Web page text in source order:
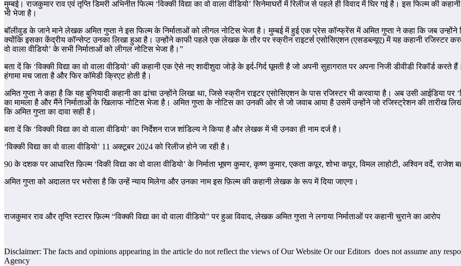
मुम्बई। राजकुमार राव एवं तृप्ति डिमरी अभिनीत फिल्म ‘विक्की विद्या का वो वाला वीडियो’ सिनेमाघरों में रिलीज से पहले ही विवाद में घिर गई है। इस फिल्म की
भी भेजा है।
बॉलीवुड के जाने माने लेखक अमित गुप्ता ने इस फिल्म के निर्माताओं को लीगल नोटिस भेजा है। मुम्बई में हुई एक प्रेस कॉन्फ्रेंस में अमित गुप्ता ने कहा कि जब उन्होंने
क्योंकि इसका केंद्रीय कॉन्सेप्ट उनका लिखा हुआ है। उन्होंने काफी पहले एक लेखक के तौर पर स्क्रीन राइटर्स एसोसिएशन (एसडब्ल्यूए) में यह कहानी रजिस्टर
वो वाला वीडियो’ के सभी निर्माताओं को लीगल नोटिस भेजा है।”
बता दें कि ‘विक्की विद्या का वो वाला वीडियो’ की कहानी एक ऐसे नए शादीशुदा जोड़े के इर्द-गिर्द घूमती है जो अपनी सुहागरात पर अपना निजी डीवीडी रिकॉर्ड
हंगामा मच जाता है और फिर कॉमेडी क्रिएट होती है।
अमित गुप्ता ने कहा है कि यह बुनियादी कहानी का ढांचा उन्होंने लिखा था, जिसे स्क्रीन राइटर एसोसिएशन के पास रजिस्टर भी करवाया है। अब उसी आईडिया पर
का मामला है और मैंने निर्माताओं के खिलाफ नोटिस भेजा है। अमित गुप्ता के नोटिस का उनकी ओर से जो जवाब आया है उसमें उन्होंने जो रजिस्ट्रेशन की तारीख
कि अमित गुप्ता का दावा सही है।
बता दें कि ‘विक्की विद्या का वो वाला वीडियो’ का निर्देशन राज शांडिल्य ने किया है और लेखक में भी उनका ही नाम दर्ज है।
‘विक्की विद्या का वो वाला वीडियो’ 11 अक्टूबर 2024 को रिलीज होने जा रही है।
90 के दशक पर आधारित फ़िल्म ‘विकी विद्या का वो वाला वीडियो’ के निर्माता भूषण कुमार, कृष्ण कुमार, एकता कपूर, शोभा कपूर, विमल लाहोटी, अश्विन वर्दे,
अमित गुप्ता को अदालत पर भरोसा है कि उन्हें न्याय मिलेगा और उनका नाम इस फ़िल्म की कहानी लेखक के रूप में दिया जाएगा।
राजकुमार राव और तृप्ति स्टारर फ़िल्म “विक्की विद्या का वो वाला वीडियो” पर हुआ विवाद, लेखक अमित गुप्ता ने लगाया निर्माताओं पर कहानी चुराने का आरोप
Disclaimer: The facts and opinions appearing in the article do not reflect the views of Our Website Or our Editors does not assume any
Agency